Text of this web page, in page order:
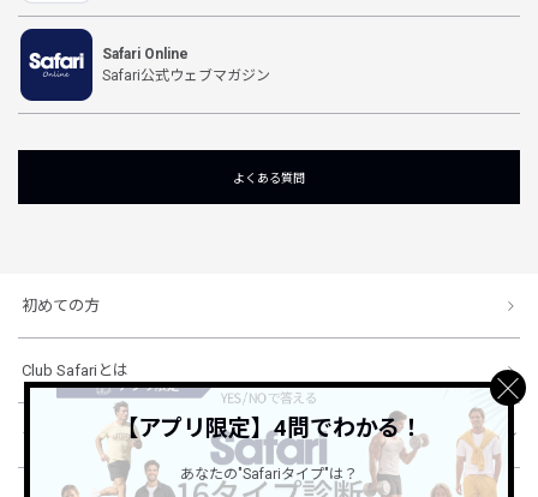
Safari Online
Safari公式ウェブマガジン
よくある質問
初めての方
Club Safariとは
ショッピングガイド【アプリ限定】4問でわかる！
あなたの"Safariタイプ"は？